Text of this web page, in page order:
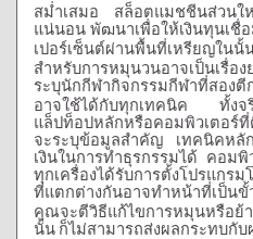
สม่ำเสมอ
สล็อตแมชชีนส่วนใ
แน่นอน พัฒนาเพื่อให้เงินทุนเชื่
เปอร์เซ็นต์ผ่านพื้นที่เหรียญในนั้
สำหรับการหมุนวนอาจเป็นเรื่อง
ระบุนักกีฬากิจกรรมกีฬาที่สอง
อาจใช้ได้กับทุกเทคนิค
ทั้งจ
แล็ปท็อปหลักหรือคอมพิวเตอร์ที่
จะระบุข้อมูลสำคัญ
เทคนิคหลั
เงินในการทำธุรกรรมได้
คอมพิ
ทุกเครื่องได้รับการตั้งโปรแกร
ที่แตกต่างกันอาจทำหน้าที่เป็นขั้
คุณจะตีวิธีแก้ไขการหมุนหรือย้
นั้น ก็ไม่สามารถส่งผลกระทบกั